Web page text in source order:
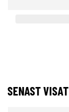
SENAST VISAT